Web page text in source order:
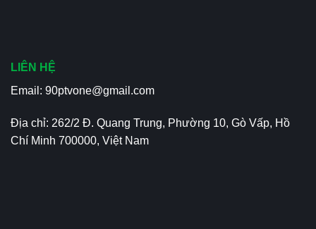
LIÊN HỆ
Email: 90ptvone@gmail.com
Địa chỉ: 262/2 Đ. Quang Trung, Phường 10, Gò Vấp, Hồ
Chí Minh 700000, Việt Nam